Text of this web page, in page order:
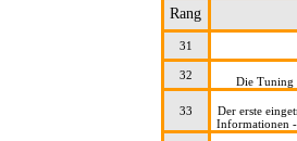
Rang
31
32
Die Tuning
33
Der erste
Informationen